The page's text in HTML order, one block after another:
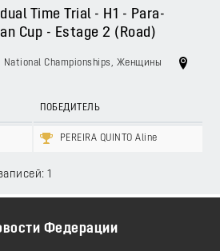
Time Trial - H1 - Para-
Cup - Estage 2 (Road)
National Championships , Женщины
ПОБЕДИТЕЛЬ
PEREIRA QUINTO Aline
1
Федерации